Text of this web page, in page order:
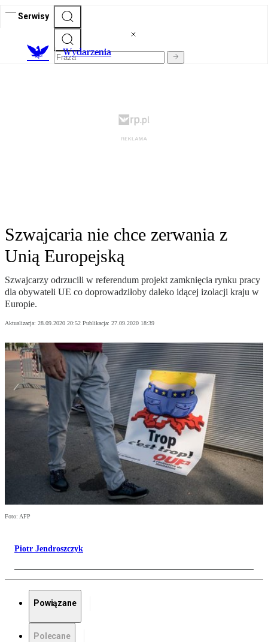
Serwisy
Wydarzenia
Szwajcaria nie chce zerwania z
Unią Europejską
Szwajcarzy odrzucili w referendum projekt zamknięcia rynku pracy
dla obywateli UE co doprowadziłoby daleko idącej izolacji kraju w
Europie.
Aktualizacja: 28.09.2020 20:52 Publikacja: 27.09.2020 18:39
Foto: AFP
Piotr Jendroszczyk
Powiązane
Polecane